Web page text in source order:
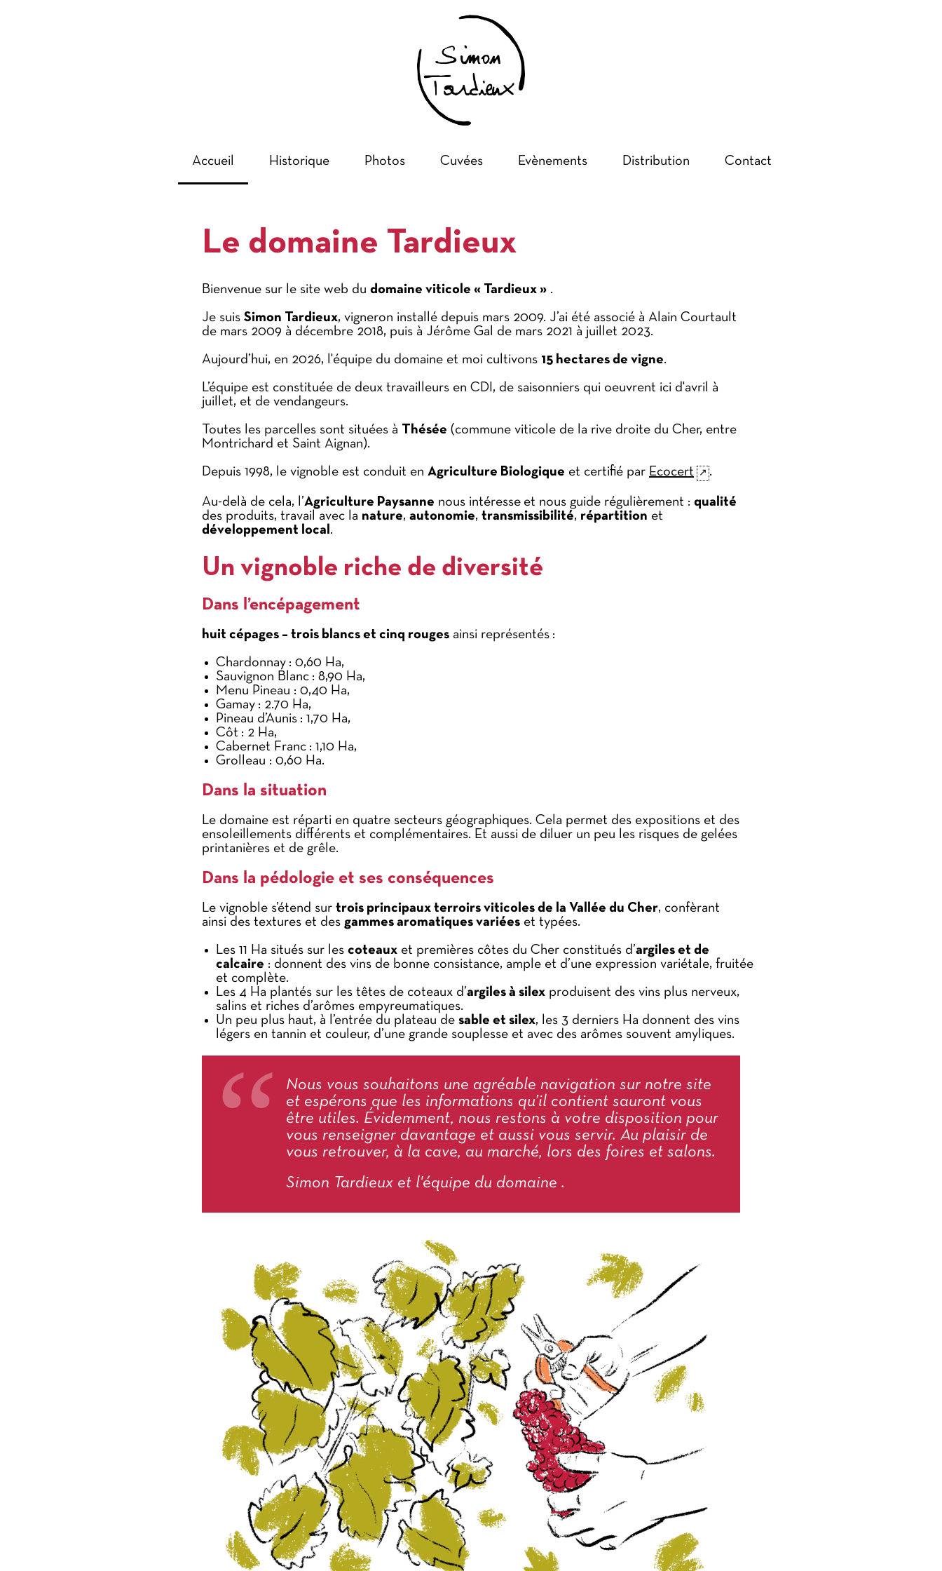
Accueil Historique Photos Cuvées Evènements Distribution Contact
Le domaine Tardieux
Bienvenue sur le site web du domaine viticole « Tardieux » .
Je suis Simon Tardieux, vigneron installé depuis mars 2009. J’ai été associé à Alain Courtault
de mars 2009 à décembre 2018, puis à Jérôme Gal de mars 2021 à juillet 2023.
Aujourd’hui, en 2026, l'équipe du domaine et moi cultivons 15 hectares de vigne.
L’équipe est constituée de deux travailleurs en CDI, de saisonniers qui oeuvrent ici d'avril à
juillet, et de vendangeurs.
Toutes les parcelles sont situées à Thésée (commune viticole de la rive droite du Cher, entre
Montrichard et Saint Aignan).
Depuis 1998, le vignoble est conduit en Agriculture Biologique et certifié par Ecocert .
Au-delà de cela, l’Agriculture Paysanne nous intéresse et nous guide régulièrement : qualité
des produits, travail avec la nature, autonomie, transmissibilité, répartition et
développement local .
Un vignoble riche de diversité
Dans l’encépagement
huit cépages – trois blancs et cinq rouges ainsi représentés :
Chardonnay : 0,60 Ha,
Sauvignon Blanc : 8,90 Ha,
Menu Pineau : 0,40 Ha,
Gamay : 2.70 Ha,
Pineau d’Aunis : 1,70 Ha,
Côt : 2 Ha,
Cabernet Franc : 1,10 Ha,
Grolleau : 0,60 Ha.
Dans la situation
Le domaine est réparti en quatre secteurs géographiques. Cela permet des expositions et des
ensoleillements différents et complémentaires. Et aussi de diluer un peu les risques de gelées
printanières et de grêle.
Dans la pédologie et ses conséquences
Le vignoble s’étend sur trois principaux terroirs viticoles de la Vallée du Cher, confèrant
ainsi des textures et des gammes aromatiques variées et typées.
Les 11 Ha situés sur les coteaux et premières côtes du Cher constitués d’argiles et de
calcaire : donnent des vins de bonne consistance, ample et d’une expression variétale, fruitée
et complète.
Les 4 Ha plantés sur les têtes de coteaux d’argiles à silex produisent des vins plus nerveux,
salins et riches d’arômes empyreumatiques.
Un peu plus haut, à l’entrée du plateau de sable et silex, les 3 derniers Ha donnent des vins
légers en tannin et couleur, d’une grande souplesse et avec des arômes souvent amyliques.
Nous vous souhaitons une agréable navigation sur notre site
et espérons que les informations qu’il contient sauront vous
être utiles. Évidemment, nous restons à votre disposition pour
vous renseigner davantage et aussi vous servir. Au plaisir de
vous retrouver, à la cave, au marché, lors des foires et salons.
Simon Tardieux et l'équipe du domaine .